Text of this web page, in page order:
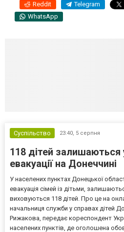
Reddit Telegram
WhatsApp
Суспільство 23:40, 5 серпня
118 дітей залишаються
евакуації на Донеччині
У населених пунктах Донецької
евакуація сімей із дітьми,
виховуються 118 дітей. Про це на
начальниця служби у справах дітей
Рижакова, передає кореспондент
населених пунктів, де оголошена